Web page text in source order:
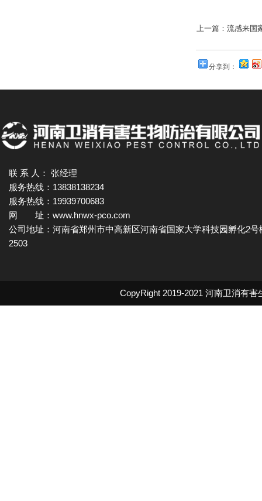
上一篇： 流感来国
分享到：
联 系 人： 张经理
服务热线：13838138234
服务热线：19939700683
网 址：www.hnwx-pco.com
公司地址：河南省郑州市中高新区河南省国家大学科技园孵化2号
2503
CopyRight 2019-2021 河南卫消有害